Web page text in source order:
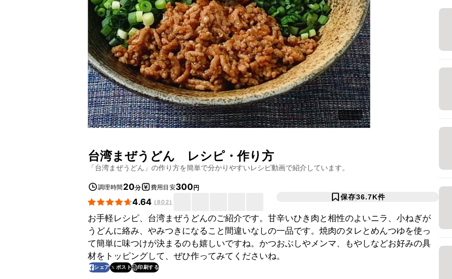
台湾まぜうどん レシピ・作り方
「台湾まぜうどん 」の作り方を簡単で分かりやすいレシピ動画で紹介しています。
調理時間 20分 費用目安300円
4.64 (802)
保存36.7K件
お手軽レシピ、台湾まぜうどんのご紹介です。甘辛いひき肉と相性のよいニラ、小ねぎが
うどんに絡み、やみつきになること間違いなしの一品です。焼肉のタレとめんつゆを使っ
て簡単に味つけが決まるのも嬉しいですね。かつおぶしやメンマ、もやしなどお好みの具
材をトッピングして、ぜひ作ってみてくださいね。
シェア ポスト 印刷する